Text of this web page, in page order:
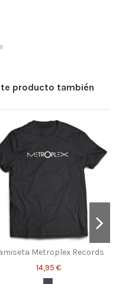
producto también
Metroplex Records
14,95 €